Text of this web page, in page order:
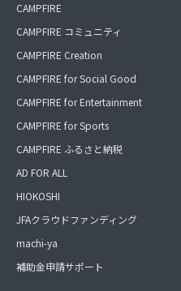
CAMPFIRE
CAMPFIRE コミュニティ
CAMPFIRE Creation
CAMPFIRE for Social Good
CAMPFIRE for Entertainment
CAMPFIRE for Sports
CAMPFIRE ふるさと納税
AD FOR ALL
HIOKOSHI
JFAクラウドファンディング
machi-ya
補助金申請サポート